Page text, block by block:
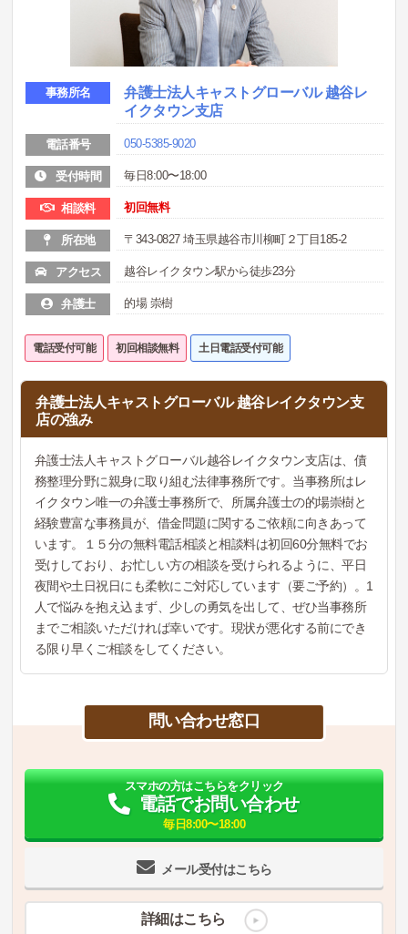
事務所名
弁護士法人キャストグローバル 越谷レ
イクタウン支店
電話番号 050-5385-9020
受付時間 毎日8:00〜18:00
相談料 初回無料
所在地 〒343-0827 埼玉県越谷市川柳町２丁目185-2
アクセス 越谷レイクタウン駅から徒歩23分
弁護士 的場 崇樹
電話受付可能 初回相談無料 土日電話受付可能
弁護士法人キャストグローバル 越谷レイクタウン支
店の強み
弁護士法人キャストグローバル越谷レイクタウン支店は、債
務整理分野に親身に取り組む法律事務所です。当事務所はレ
イクタウン唯一の弁護士事務所で、所属弁護士の的場崇樹と
経験豊富な事務員が、借金問題に関するご依頼に向きあって
います。１５分の無料電話相談と相談料は初回60分無料でお
受けしており、お忙しい方の相談を受けられるように、平日
夜間や土日祝日にも柔軟にご対応しています（要ご予約）。1
人で悩みを抱え込まず、少しの勇気を出して、ぜひ当事務所
までご相談いただければ幸いです。現状が悪化する前にでき
る限り早くご相談をしてください。
問い合わせ窓口
メール受付はこちら
スマホの方はこちらをクリック
電話でお問い合わせ
毎日8:00〜18:00
詳細はこちら